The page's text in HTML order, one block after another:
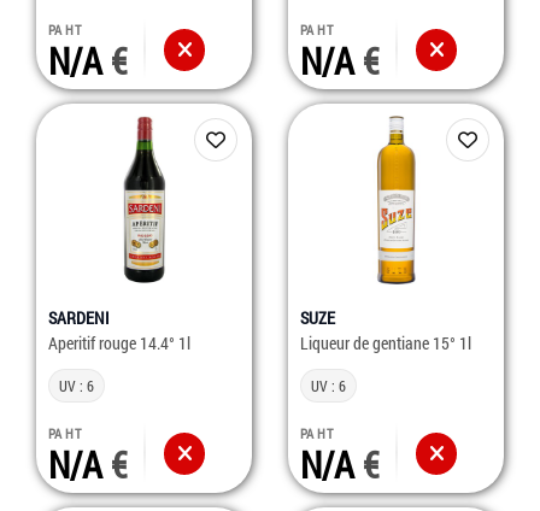
PA HT
N/A
PA HT
N/A
SARDENI
Aperitif rouge 14.4° 1l
UV : 6
PA HT
N/A
SUZE
Liqueur de gentiane 15° 1l
UV : 6
PA HT
N/A